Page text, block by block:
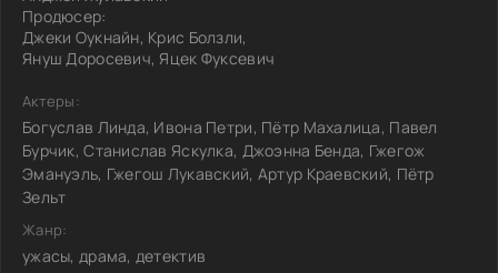
Продюсер:
Джеки Оукнайн, Крис Болзли,
Януш Доросевич, Яцек Фуксевич
Актеры:
Богуслав Линда, Ивона Петри, Пётр Махалица, Павел
Бурчик, Станислав Яскулка, Джоэнна Бенда, Гжегож
Эмануэль, Гжегош Лукавский, Артур Краевский, Пётр
Зельт
Жанр:
ужасы, драма, детектив